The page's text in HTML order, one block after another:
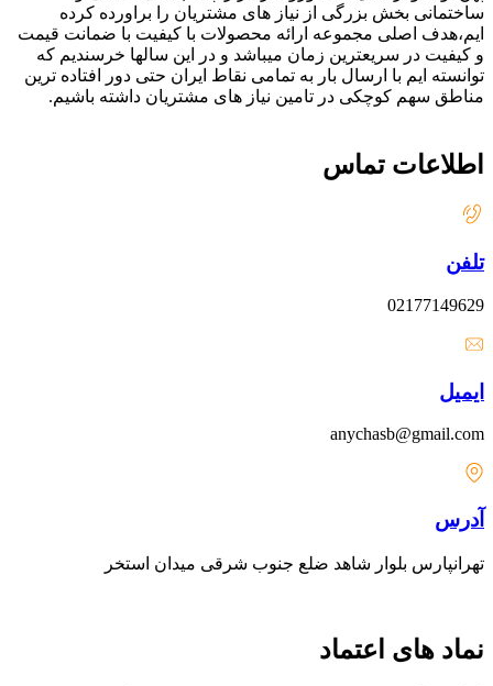
ساختمانی بخش بزرگی از نیاز های مشتریان را براورده کرده
ایم،هدف اصلی مجموعه ارائه محصولات با کیفیت با ضمانت قیمت
و کیفیت در سریعترین زمان میباشد و در این سالها خرسندیم که
توانسته ایم با ارسال بار به تمامی نقاط ایران حتی دور افتاده ترین
مناطق سهم کوچکی در تامین نیاز های مشتریان داشته باشیم.
اطلاعات تماس
تلفن
02177149629
ایمیل
anychasb@gmail.com
آدرس
تهرانپارس بلوار شاهد ضلع جنوب شرقی میدان استخر
نماد های اعتماد